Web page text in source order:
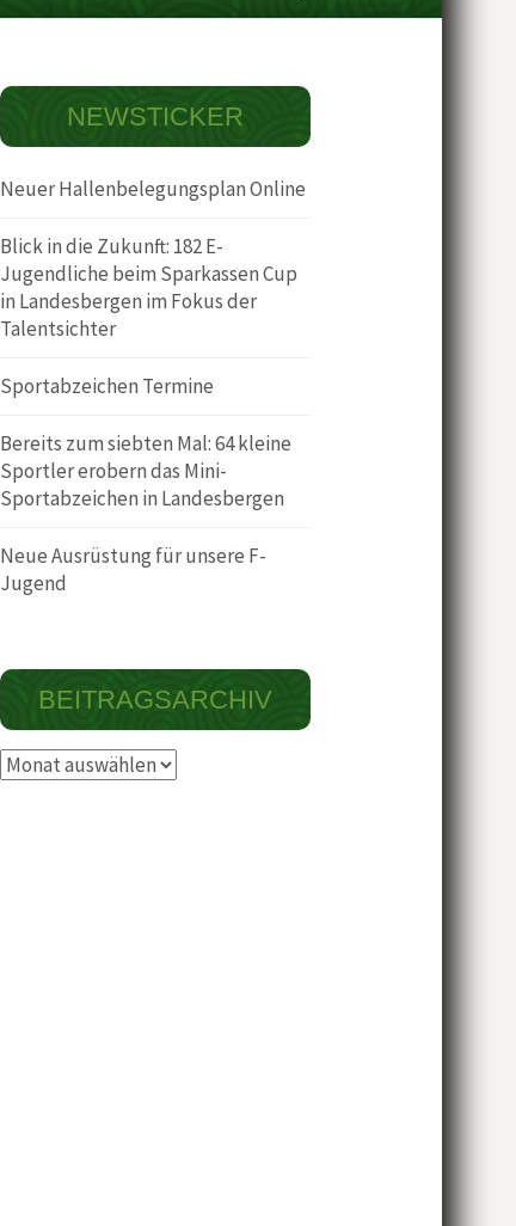
NEWSTICKER
Neuer Hallenbelegungsplan Online
Blick in die Zukunft: 182 E-
Jugendliche beim Sparkassen Cup
in Landesbergen im Fokus der
Talentsichter
Sportabzeichen Termine
Bereits zum siebten Mal: 64 kleine
Sportler erobern das Mini-
Sportabzeichen in Landesbergen
Neue Ausrüstung für unsere F-
Jugend
BEITRAGSARCHIV
Beitragsarchiv